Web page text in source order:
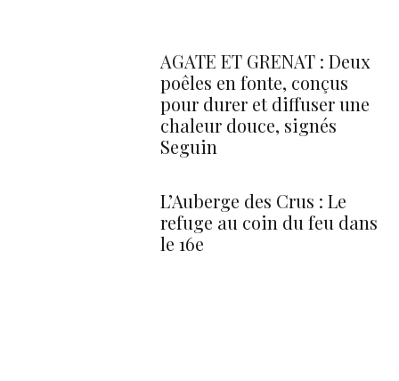
AGATE ET GRENAT : Deux
poêles en fonte, conçus
pour durer et diffuser une
chaleur douce, signés
Seguin
L’Auberge des Crus : Le
refuge au coin du feu dans
le 16e